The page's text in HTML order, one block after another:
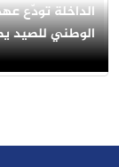
الداخلة تودّع
الوطني للصيد